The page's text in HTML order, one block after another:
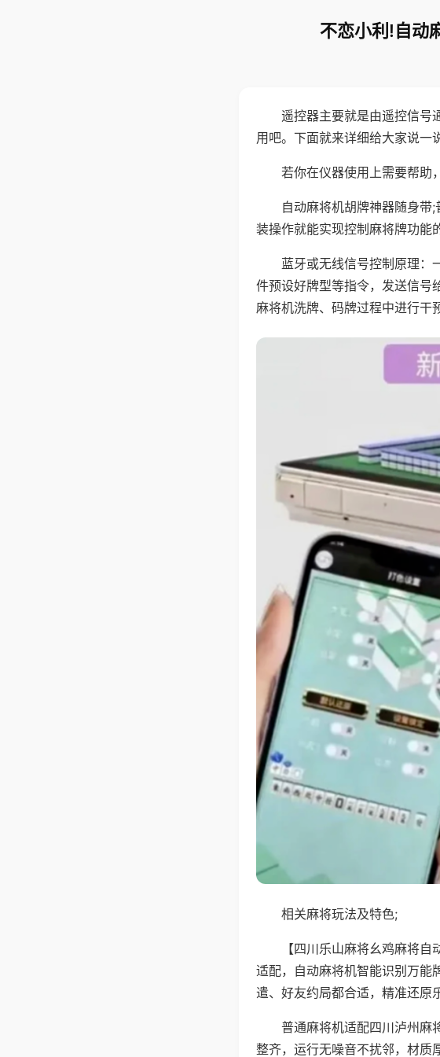
不恋小利!自动
遥控器主要就是由遥控信号
用吧。下面就来详细给大家说一
若你在仪器使用上需要帮助
自动麻将机胡牌神器随身带
装操作就能实现控制麻将牌功能
蓝牙或无线信号控制原理：
件预设好牌型等指令，发送信号
麻将机洗牌、码牌过程中进行干
相关麻将玩法及特色;
【四川乐山麻将幺鸡麻将
适配，自动麻将机智能识别万能
遣、好友约局都合适，精准还原
普通麻将机适配四川泸州麻
整齐，运行无噪音不扰邻，材质